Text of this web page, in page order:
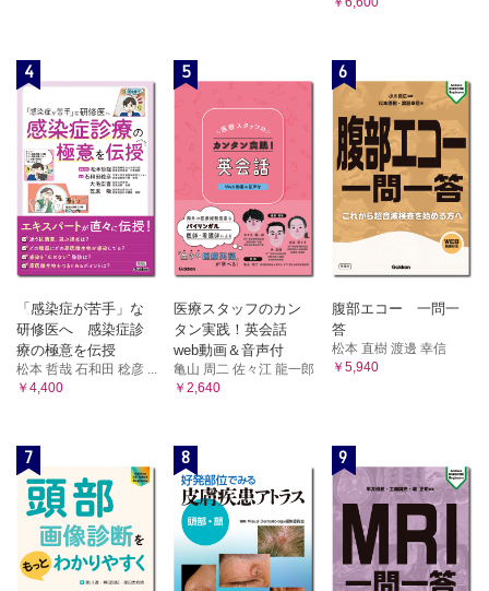
4
「感染症が苦手」な
研修医へ 感染症診
療の極意を伝授
松本 哲哉 石和田 稔彦 ...
￥4,400
5
医療スタッフのカン
タン実践！英会話
web動画＆音声付
亀山 周二 佐々江 龍一郎
￥2,640
6
腹部エコー 一問一
答
松本 直樹 渡邊 幸信
￥5,940
7 8 9